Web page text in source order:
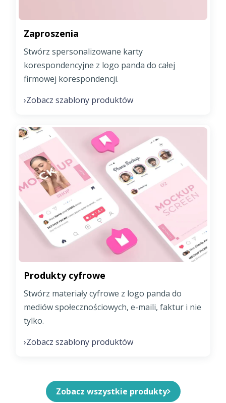
Zaproszenia
Stwórz spersonalizowane karty
korespondencyjne z logo panda do całej
firmowej korespondencji.
›Zobacz szablony produktów
Produkty cyfrowe
Stwórz materiały cyfrowe z logo panda do
mediów społecznościowych, e-maili, faktur i nie
tylko.
›Zobacz szablony produktów
Zobacz wszystkie produkty